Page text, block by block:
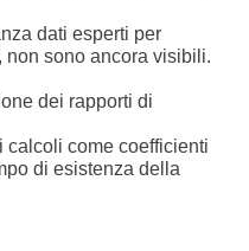
dati esperti per
non sono ancora visibili.
dei rapporti di
calcoli come coefficienti
di esistenza della